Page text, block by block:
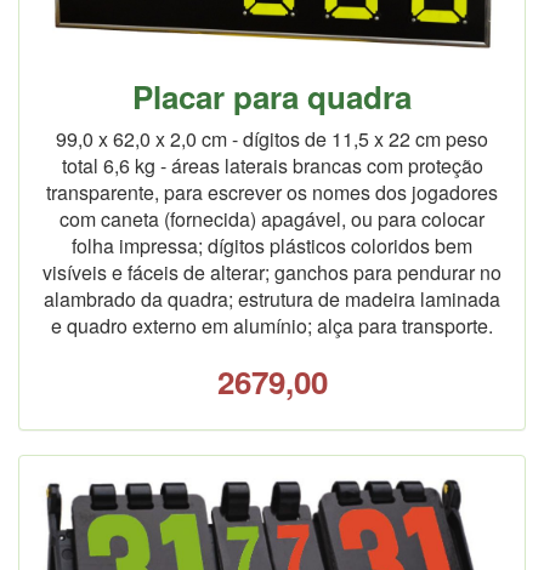
Placar para quadra
99,0 x 62,0 x 2,0 cm - dígitos de 11,5 x 22 cm peso
total 6,6 kg - áreas laterais brancas com proteção
transparente, para escrever os nomes dos jogadores
com caneta (fornecida) apagável, ou para colocar
folha impressa; dígitos plásticos coloridos bem
visíveis e fáceis de alterar; ganchos para pendurar no
alambrado da quadra; estrutura de madeira laminada
e quadro externo em alumínio; alça para transporte.
2679,00